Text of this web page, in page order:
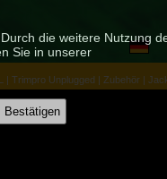
| Trimpro Unplugged | Zubehör |
die weitere Nutzung
Sie in unserer